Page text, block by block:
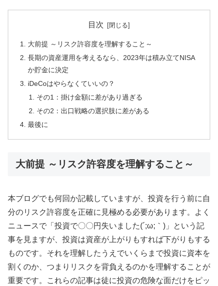
目次
大前提 ～リスク許容度を理解すること～
長期の資産運用を考えるなら、2023年は積み立てNISA
か貯金に決定
iDeCoはやらなくていいの？
その1：掛け金額に差があり過ぎる
その2：出口戦略の選択肢に差がある
最後に
大前提 ～リスク許容度を理解すること～
本ブログでも何回か記載していますが、投資を行う前に自
分のリスク許容度を正確に見極める必要があります。よく
ニュースで「投資で〇〇円失いました(´;ω;｀)」という記
事を見ますが、投資は資産が上がりもすれば下がりもする
ものです。それを理解したうえでいくらまで投資に資本を
割くのか、つまりリスクを背負えるのかを理解することが
重要です。これらの記事は徒に投資の危険な面だけをピッ